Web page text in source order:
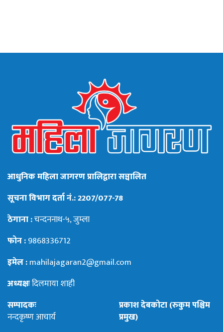
आधुनिक महिला जागरण प्रालिद्वारा सञ्चालित
सूचना विभाग दर्ता नं.: 2207/077-78
ठेगाना :चन्दननाथ-५, जुम्ला
फोन :9868336712
इमेल :mahilajagaran2@gmail.com
अध्यक्षःदिलमाया शाही
सम्पादकः
नन्दकृष्ण आचार्य
प्रकाश देबकोटा (रुकुम पश्चिम
प्रमुख)